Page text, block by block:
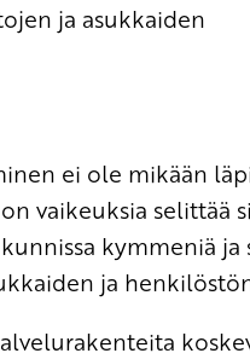
ja asukkaiden
ei ole mikään
vaikeuksia selittää
kymmeniä ja
ja